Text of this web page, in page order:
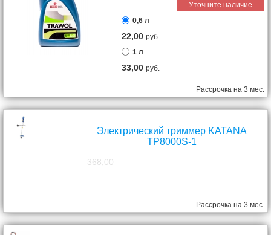
Уточните наличие
0,6 л
22,00руб.
1 л
33,00руб.
Рассрочка на 3 мес.
Электрический триммер KATANA
TP8000S-1
368,00
Рассрочка на 3 мес.